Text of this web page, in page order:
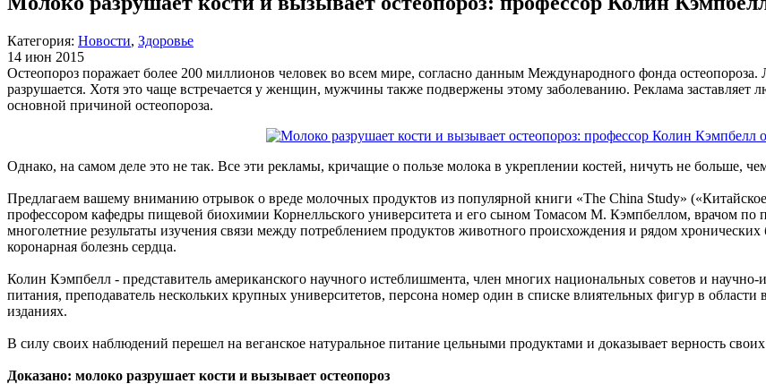
Категория: Новости, Здоровье
14 июн 2015
Остеопороз поражает более 200 миллионов человек во всем мире, согласно данным Международного фонда
разрушается. Хотя это чаще встречается у женщин, мужчины также подвержены этому заболеванию. Реклама заставляет
основной причиной остеопороза.
Однако, на самом деле это не так. Все эти рекламы, кричащие о пользе молока в укреплении костей, ничуть не больше,
Предлагаем вашему вниманию отрывок о вреде молочных продуктов из популярной книги «The China Study»
профессором кафедры пищевой биохимии Корнелльского университета и его сыном Томасом М. Кэмпбеллом, врачом по
многолетние результаты изучения связи между потреблением продуктов животного происхождения и рядом
коронарная болезнь сердца.
Колин Кэмпбелл - представитель американского научного истеблишмента, член многих национальных советов и научно-
питания, преподаватель нескольких крупных университетов, персона номер один в списке влиятельных фигур в
изданиях.
В силу своих наблюдений перешел на веганское натуральное питание цельными продуктами и доказывает верность
Доказано: молоко разрушает кости и вызывает остеопороз